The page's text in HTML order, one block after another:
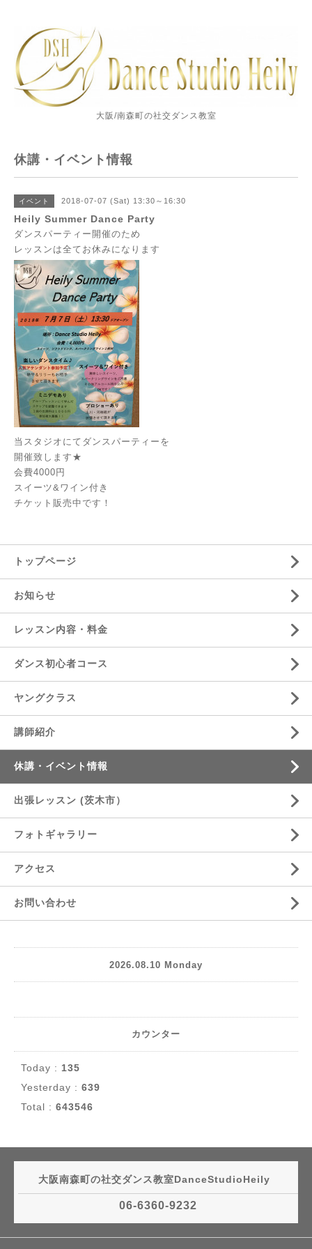
大阪/南森町の社交ダンス教室
休講・イベント情報
イベント 2018-07-07 (Sat) 13:30～16:30
Heily Summer Dance Party
ダンスパーティー開催のため
レッスンは全てお休みになります
当スタジオにてダンスパーティーを
開催致します★
会費4000円
スイーツ&ワイン付き
チケット販売中です！
トップページ
お知らせ
レッスン内容・料金
ダンス初心者コース
ヤングクラス
講師紹介
休講・イベント情報
出張レッスン (茨木市）
フォトギャラリー
アクセス
お問い合わせ
2026.08.10 Monday
カウンター
Today : 135
Yesterday : 639
Total : 643546
大阪南森町の社交ダンス教室DanceStudioHeily
06-6360-9232